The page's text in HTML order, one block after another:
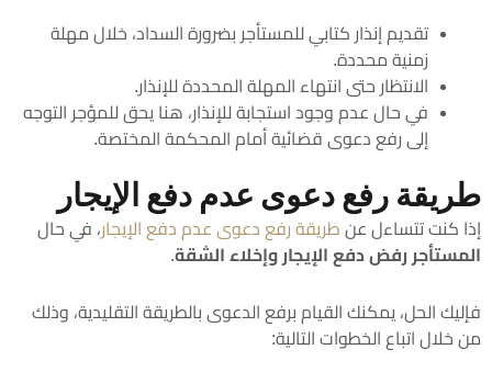
تقديم إنذار كتابي للمستأجر بضرورة السداد، خلال مهلة
زمنية محددة.
الانتظار حتى انتهاء المهلة المحددة للإنذار.
في حال عدم وجود استجابة للإنذار، هنا يحق للمؤجر التوجه
إلى رفع دعوى قضائية أمام المحكمة المختصة.
طريقة رفع دعوى عدم دفع الإيجار
إذا كنت تتساءل عن طريقة رفع دعوى عدم دفع الإيجار، في حال
المستأجر رفض دفع الإيجار وإخلاء الشقة.
فإليك الحل، يمكنك القيام برفع الدعوى بالطريقة التقليدية، وذلك
من خلال اتباع الخطوات التالية: